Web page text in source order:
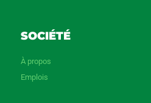
SOCIÉTÉ
À propos
Emplois